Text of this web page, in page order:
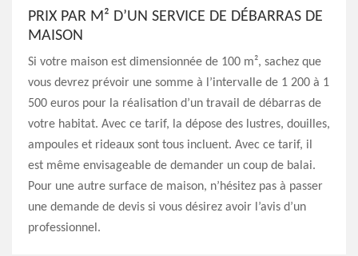
PRIX PAR M² D’UN SERVICE DE DÉBARRAS DE
MAISON
Si votre maison est dimensionnée de 100 m², sachez que
vous devrez prévoir une somme à l’intervalle de 1 200 à 1
500 euros pour la réalisation d’un travail de débarras de
votre habitat. Avec ce tarif, la dépose des lustres, douilles,
ampoules et rideaux sont tous incluent. Avec ce tarif, il
est même envisageable de demander un coup de balai.
Pour une autre surface de maison, n’hésitez pas à passer
une demande de devis si vous désirez avoir l’avis d’un
professionnel.